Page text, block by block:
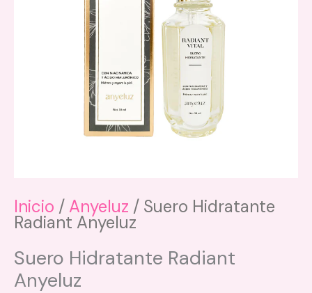
Inicio / Anyeluz / Suero Hidratante
Radiant Anyeluz
Suero Hidratante Radiant
Anyeluz